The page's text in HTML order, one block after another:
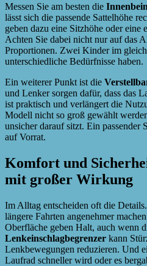
Messen Sie am besten die
lässt sich die passende Sattelhöhe
geben dazu eine Sitzhöhe oder eine
Achten Sie dabei nicht nur auf das
Proportionen. Zwei Kinder im
unterschiedliche Bedürfnisse haben.
Ein weiterer Punkt ist die
und Lenker sorgen dafür, dass das
ist praktisch und verlängert die
Modell nicht so groß gewählt
unsicher darauf sitzt. Ein passender
auf Vorrat.
Komfort und
mit großer Wirkung
Im Alltag entscheiden oft die
längere Fahrten angenehmer
Oberfläche geben Halt, auch wenn
Lenkeinschlagbegrenzer kann
Lenkbewegungen reduzieren. Und
Laufrad schneller wird oder es